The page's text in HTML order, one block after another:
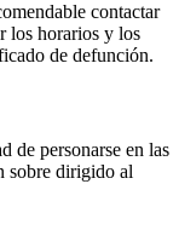
contactar
los horarios y los
de defunción.
de personarse en las
sobre dirigido al